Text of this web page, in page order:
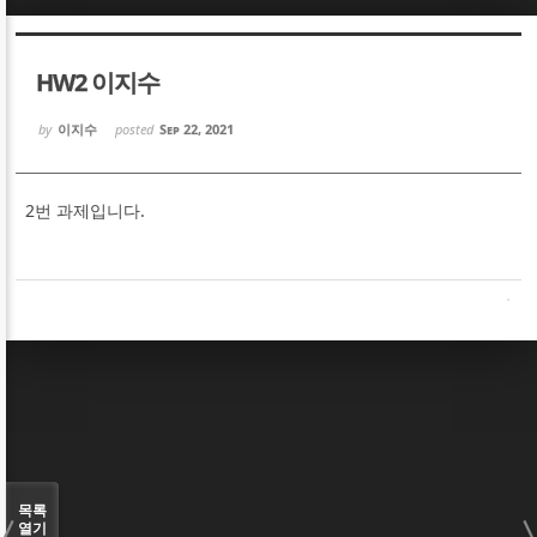
HW2 이지수
by 이지수 posted Sep 22, 2021
2번 과제입니다.
목록
열기
Sketchbook5, 스케치북5
Sketchbook5, 스케치북5
Sketchbook5, 스케치북5
Sketchbook5, 스케치북5